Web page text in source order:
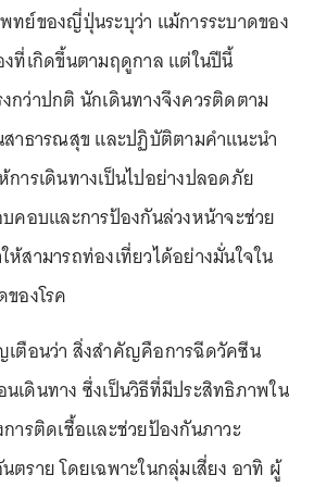
ทย์ของญี่ปุ่นระบุว่า แม้การระบาดของ
ที่เกิดขึ้นตามฤดูกาล แต่ในปีนี้
กว่าปกติ นักเดินทางจึงควรติดตาม
สาธารณสุข และปฏิบัติตามคำแนะนำ
ารเดินทางเป็นไปอย่างปลอดภัย
คอบและการป้องกันล่วงหน้าจะช่วย
ห้สามารถท่องเที่ยวได้อย่างมั่นใจใน
องโรค
ตือนว่า สิ่งสำคัญคือการฉีดวัคซีน
เดินทาง ซึ่งเป็นวิธีที่มีประสิทธิภาพใน
ารติดเชื้อและช่วยป้องกันภาวะ
ราย โดยเฉพาะในกลุ่มเสี่ยง อาทิ ผู้